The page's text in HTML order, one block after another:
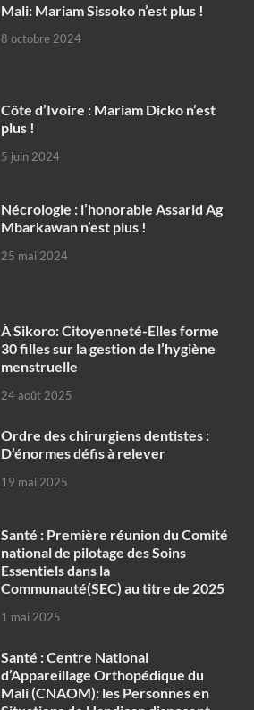
Mali: Mariam Sissoko n’est plus !
8 octobre 2024
Côte d’Ivoire : Mariam Dicko n’est
plus !
5 juin 2024
Nécrologie : l’honorable Assarid Ag
Mbarkawan n’est plus !
25 mai 2024
À Sikoro: Citoyenneté-Elles forme
30 filles sur la gestion de l’hygiène
menstruelle
24 août 2025
Ordre des chirurgiens dentistes :
D’énormes défis à relever
19 mai 2025
Santé : Première réunion du Comité
national de pilotage des Soins
Essentiels dans la
Communauté(SEC) au titre de 2025
1 mai 2025
Santé : Centre National
d’Appareillage Orthopédique du
Mali (CNAOM): les Personnes en